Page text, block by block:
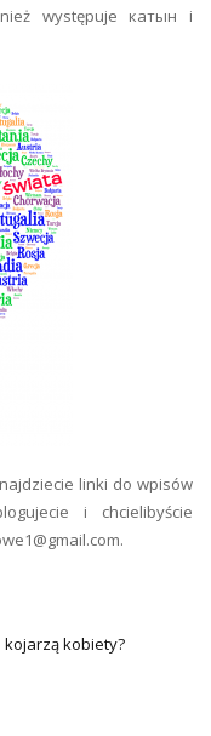
występuje катын i
linki do wpisów
i chcielibyście
gmail.com.
kojarzą kobiety?